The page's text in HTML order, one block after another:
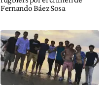
Fernando Báez Sosa